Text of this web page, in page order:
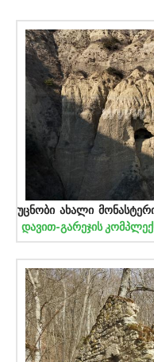
უცნობი ახალი
დავით-გარეჯის